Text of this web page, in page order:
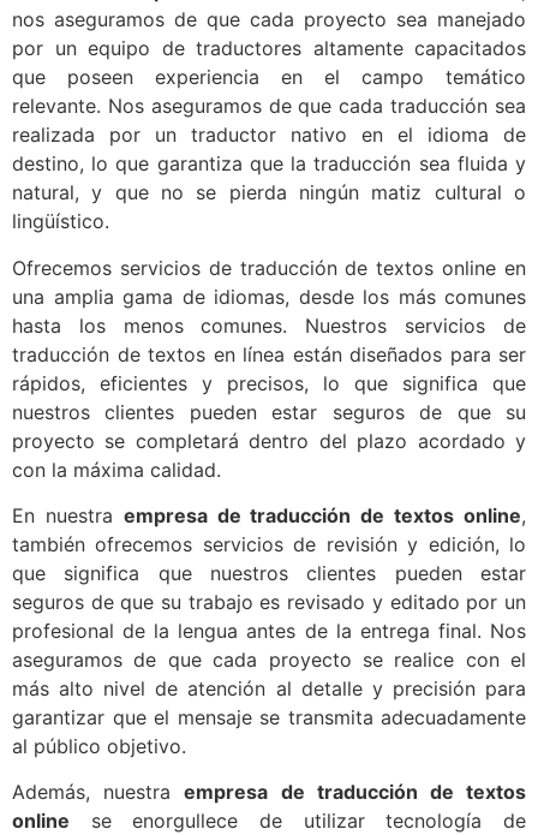
nos aseguramos de que cada proyecto sea manejado
por un equipo de traductores altamente capacitados
que poseen experiencia en el campo temático
relevante. Nos aseguramos de que cada traducción sea
realizada por un traductor nativo en el idioma de
destino, lo que garantiza que la traducción sea fluida y
natural, y que no se pierda ningún matiz cultural o
lingüístico.
Ofrecemos servicios de traducción de textos online en
una amplia gama de idiomas, desde los más comunes
hasta los menos comunes. Nuestros servicios de
traducción de textos en línea están diseñados para ser
rápidos, eficientes y precisos, lo que significa que
nuestros clientes pueden estar seguros de que su
proyecto se completará dentro del plazo acordado y
con la máxima calidad.
En nuestra empresa de traducción de textos online,
también ofrecemos servicios de revisión y edición, lo
que significa que nuestros clientes pueden estar
seguros de que su trabajo es revisado y editado por un
profesional de la lengua antes de la entrega final. Nos
aseguramos de que cada proyecto se realice con el
más alto nivel de atención al detalle y precisión para
garantizar que el mensaje se transmita adecuadamente
al público objetivo.
Además, nuestraempresa de traducción de textos
online se enorgullece de utilizar tecnología de